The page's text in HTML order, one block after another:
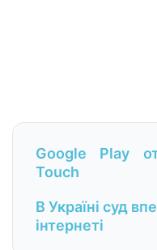
Google Play
Touch
В Україні суд
інтернеті